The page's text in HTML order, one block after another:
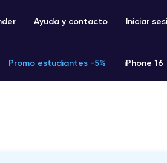
Ayuda y contacto Iniciar
Promo estudiantes -5% iPhone 16